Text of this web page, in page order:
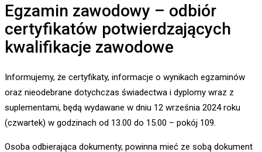
Egzamin zawodowy – odbiór
certyfikatów potwierdzających
kwalifikacje zawodowe
Informujemy, że certyfikaty, informacje o wynikach egzaminów
oraz nieodebrane dotychczas świadectwa i dyplomy wraz z
suplementami, będą wydawane w dniu 12 września 2024 roku
(czwartek) w godzinach od 13.00 do 15.00 – pokój 109.
Osoba odbierająca dokumenty, powinna mieć ze sobą dokument